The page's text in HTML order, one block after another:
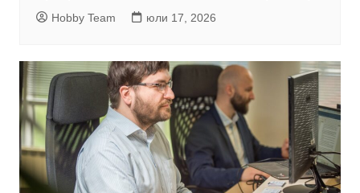
Hobby Team юли 17, 2026